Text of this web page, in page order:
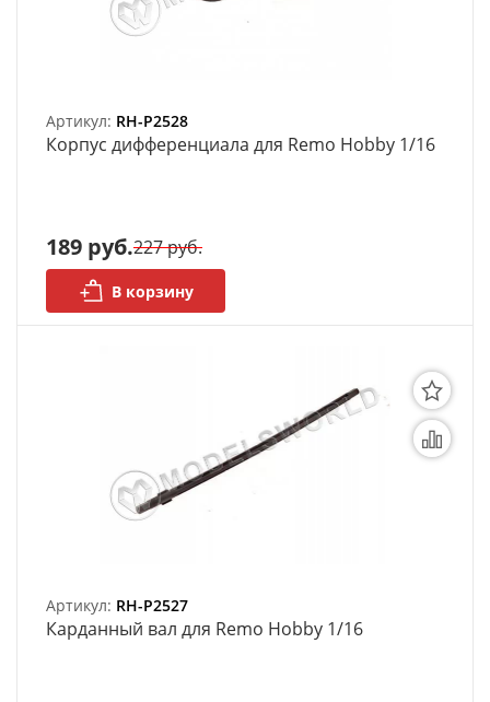
Артикул: RH-P2528
Корпус дифференциала для Remo Hobby 1/16
189 руб.227 руб.
В корзину
Артикул: RH-P2527
Карданный вал для Remo Hobby 1/16